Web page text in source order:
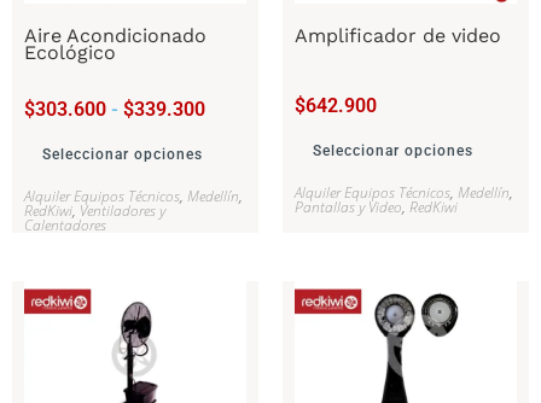
Aire Acondicionado
Ecológico
$303.600 - $339.300
Seleccionar opciones
Alquiler Equipos Técnicos, Medellín,
RedKiwi, Ventiladores y
Calentadores
Amplificador de video
$642.900
Seleccionar opciones
Alquiler Equipos Técnicos, Medellín,
Pantallas y Video, RedKiwi